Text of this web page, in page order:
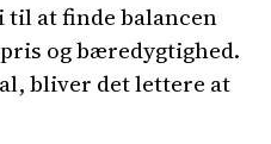
at finde balancen
og bæredygtighed.
bliver det lettere at